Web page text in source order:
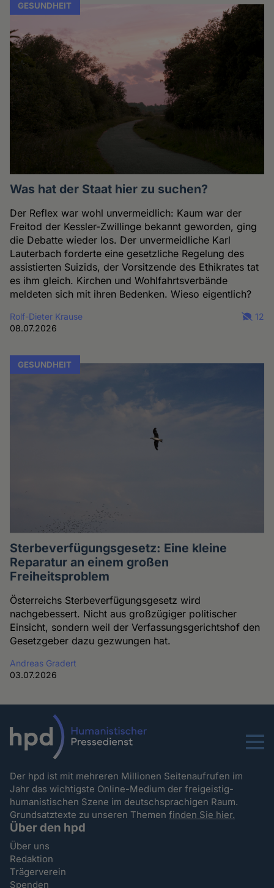
GESUNDHEIT
Was hat der Staat hier zu suchen?
Der Reflex war wohl unvermeidlich: Kaum war der
Freitod der Kessler-Zwillinge bekannt geworden, ging
die Debatte wieder los. Der unvermeidliche Karl
Lauterbach forderte eine gesetzliche Regelung des
assistierten Suizids, der Vorsitzende des Ethikrates tat
es ihm gleich. Kirchen und Wohlfahrtsverbände
meldeten sich mit ihren Bedenken. Wieso eigentlich?
Rolf-Dieter Krause
08.07.2026
12
GESUNDHEIT
Sterbeverfügungsgesetz: Eine kleine
Reparatur an einem großen
Freiheitsproblem
Österreichs Sterbeverfügungsgesetz wird
nachgebessert. Nicht aus großzügiger politischer
Einsicht, sondern weil der Verfassungsgerichtshof den
Gesetzgeber dazu gezwungen hat.
Andreas Gradert
03.07.2026
Menu
Der hpd ist mit mehreren Millionen Seitenaufrufen im
Jahr das wichtigste Online-Medium der freigeistig-
humanistischen Szene im deutschsprachigen Raum.
Grundsatztexte zu unseren Themenfinden Sie hier.
Über den hpd
Über uns
Redaktion
Trägerverein
Spenden